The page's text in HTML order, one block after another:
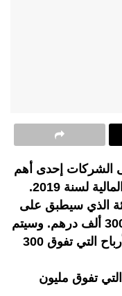
الشركات إحدى أهم
التدابير التي يتضمنها مشروع قانون المالية لسنة 2019.
على معدل 10 في المئة الذي سيطبق على
الأرباح الصافية التي تقل أو تساوي 300 ألف درهم. وسيتم
تطبيق معدل 17,5 في المئة على الأرباح التي تفوق 300
التي تفوق مليون